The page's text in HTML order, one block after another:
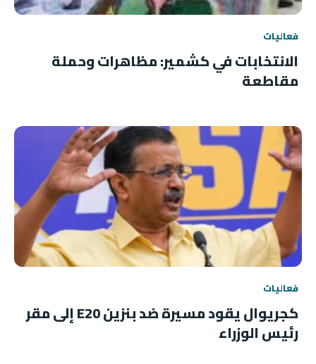
فعاليات
الانتخابات في كشمير: مظاهرات وحملة
مقاطعة
فعاليات
كجريوال يقود مسيرة ضد بنزين E20 إلى مقر
رئيس الوزراء